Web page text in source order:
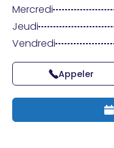
Mercredi
Jeudi
Vendredi
Appeler